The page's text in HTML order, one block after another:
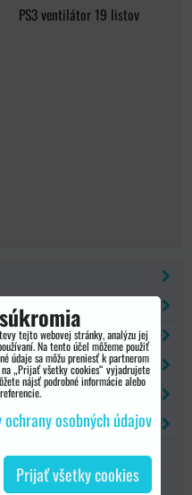
PS3 ventilátor 19 listov
tejto webovej stránky, analýzu jej
Na tento účel môžeme použiť
údaje sa môžu preniesť k partnerom
„Prijať všetky cookies“ vyjadrujete
nájsť podrobné informácie alebo
ochrany osobných údajov
Prijať všetky cookies